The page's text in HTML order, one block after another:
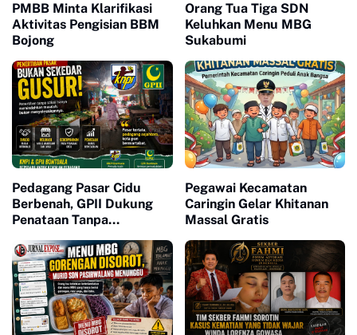
PMBB Minta Klarifikasi
Aktivitas Pengisian BBM
Bojong
Orang Tua Tiga SDN
Keluhkan Menu MBG
Sukabumi
Pedagang Pasar Cidu
Berbenah, GPII Dukung
Penataan Tanpa
Pegawai Kecamatan
Caringin Gelar Khitanan
Massal Gratis